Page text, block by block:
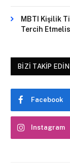
MBTI Kişilik
Tercih
BIZI TAKIP EDIN
Facebook
Instagram